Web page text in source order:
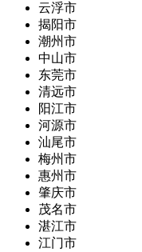
云浮市
揭阳市
潮州市
中山市
东莞市
清远市
阳江市
河源市
汕尾市
梅州市
惠州市
肇庆市
茂名市
湛江市
江门市